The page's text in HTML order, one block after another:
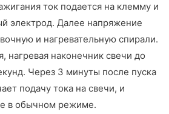
ток подается на клемму и
электрод. Далее напряжение
и нагревательную спирали.
нагревая наконечник свечи до
Через 3 минуты после пуска
подачу тока на свечи, и
в обычном режиме.